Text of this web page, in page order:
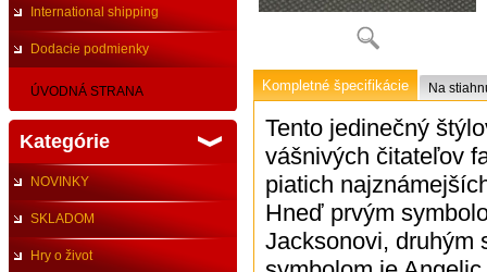
International shipping
Dodacie podmienky
ÚVODNÁ STRANA
Kategórie
NOVINKY
SKLADOM
Hry o život
Kompletné špecifikácie Na
Tento jedinečný
vášnivých čitateľov
piatich
Hneď prvým
Jacksonovi, druhým